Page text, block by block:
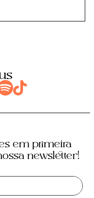
em primeira
newsletter!